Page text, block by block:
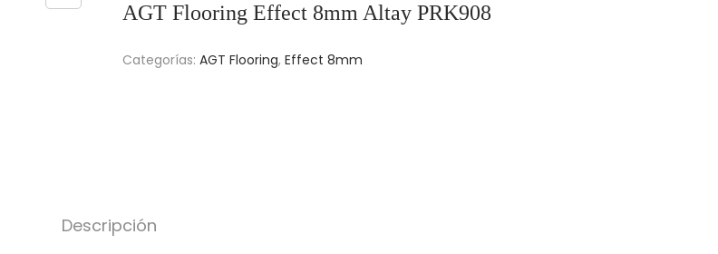
AGT Flooring Effect 8mm Altay PRK908
Categorías: AGT Flooring, Effect 8mm
Descripción